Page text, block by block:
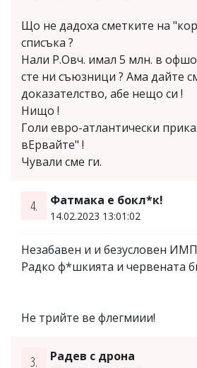
Що не дадоха сметките на
списъка ?
Нали Р.Овч. имал 5 млн. в
сте ни съюзници ? Ама дайте
доказателство, абе нещо си !
Нищо !
Голи евро-атлантически
вЕрвайте" !
Чували сме ги.
4. Фатмака е бокл*к!
14.02.2023 13:01:02
Незабавен и и безусловен
Радко ф*шкията и червената
Не трийте ве флегмиии!
3. Радев с дрона